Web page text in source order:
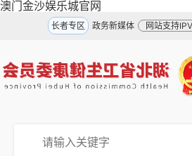
澳门金沙娱乐城官网
长者专区 政务新媒体 网站支持